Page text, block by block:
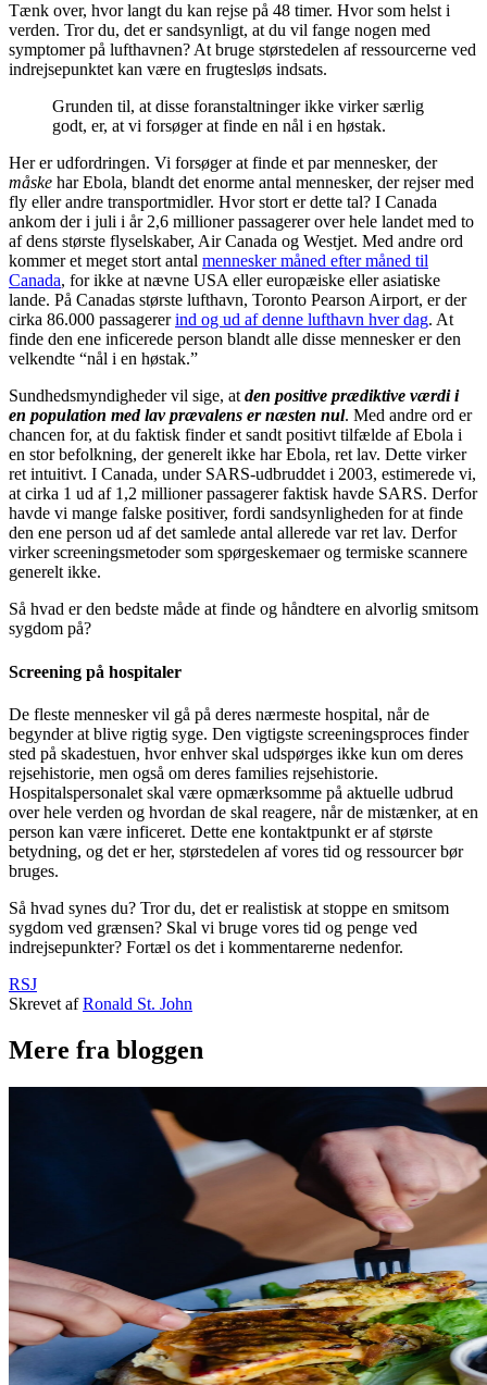
Tænk over, hvor langt du kan rejse på 48 timer. Hvor som helst i
verden. Tror du, det er sandsynligt, at du vil fange nogen med
symptomer på lufthavnen? At bruge størstedelen af ressourcerne ved
indrejsepunktet kan være en frugtesløs indsats.
Grunden til, at disse foranstaltninger ikke virker særlig
godt, er, at vi forsøger at finde en nål i en høstak.
Her er udfordringen. Vi forsøger at finde et par mennesker, der
måske har Ebola, blandt det enorme antal mennesker, der rejser med
fly eller andre transportmidler. Hvor stort er dette tal? I Canada
ankom der i juli i år 2,6 millioner passagerer over hele landet med to
af dens største flyselskaber, Air Canada og Westjet. Med andre ord
kommer et meget stort antal mennesker måned efter måned til
Canada, for ikke at nævne USA eller europæiske eller asiatiske
lande. På Canadas største lufthavn, Toronto Pearson Airport, er der
cirka 86.000 passagererind og ud af denne lufthavn hver dag. At
finde den ene inficerede person blandt alle disse mennesker er den
velkendte “nål i en høstak.”
Sundhedsmyndigheder vil sige, at den positive prædiktive værdi i
en population med lav prævalens er næsten nul. Med andre ord er
chancen for, at du faktisk finder et sandt positivt tilfælde af Ebola i
en stor befolkning, der generelt ikke har Ebola, ret lav. Dette virker
ret intuitivt. I Canada, under SARS-udbruddet i 2003, estimerede vi,
at cirka 1 ud af 1,2 millioner passagerer faktisk havde SARS. Derfor
havde vi mange falske positiver, fordi sandsynligheden for at finde
den ene person ud af det samlede antal allerede var ret lav. Derfor
virker screeningsmetoder som spørgeskemaer og termiske scannere
generelt ikke.
Så hvad er den bedste måde at finde og håndtere en alvorlig smitsom
sygdom på?
Screening på hospitaler
De fleste mennesker vil gå på deres nærmeste hospital, når de
begynder at blive rigtig syge. Den vigtigste screeningsproces finder
sted på skadestuen, hvor enhver skal udspørges ikke kun om deres
rejsehistorie, men også om deres families rejsehistorie.
Hospitalspersonalet skal være opmærksomme på aktuelle udbrud
over hele verden og hvordan de skal reagere, når de mistænker, at en
person kan være inficeret. Dette ene kontaktpunkt er af største
betydning, og det er her, størstedelen af vores tid og ressourcer bør
bruges.
Så hvad synes du? Tror du, det er realistisk at stoppe en smitsom
sygdom ved grænsen? Skal vi bruge vores tid og penge ved
indrejsepunkter? Fortæl os det i kommentarerne nedenfor.
RSJ
Skrevet af Ronald St. John
Mere fra bloggen